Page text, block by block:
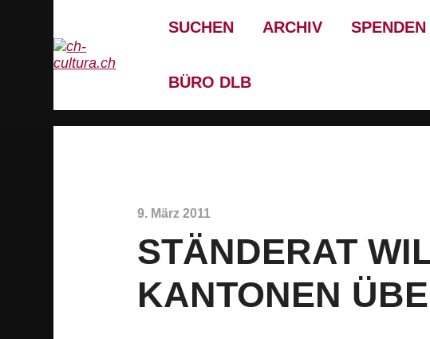
SUCHEN ARCHIV SPENDEN
BÜRO DLB
9. März 2011
STÄNDERAT
KANTONEN